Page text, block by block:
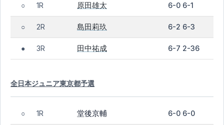
○ 1R 原田雄太 6-0 6-1
○ 2R 島田莉玖 6-2 6-3
● 3R 田中祐成 6-7 2-36
全日本ジュニア東京都予選
○ 1R 堂後京輔 6-0 6-0